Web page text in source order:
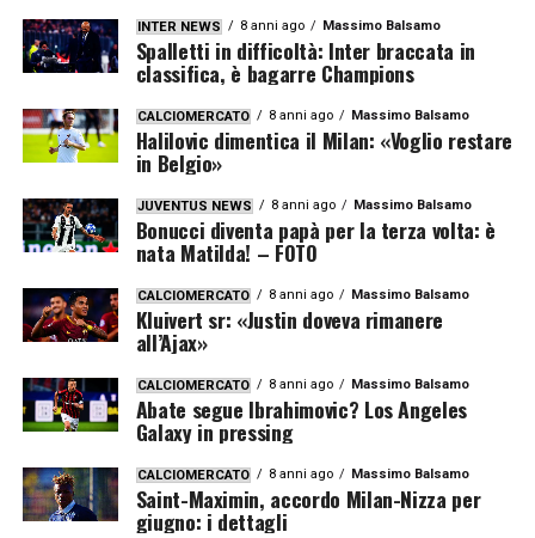
INTER NEWS 8 anni ago Massimo Balsamo
Spalletti in difficoltà: Inter braccata in
classifica, è bagarre Champions
CALCIOMERCATO 8 anni ago Massimo Balsamo
Halilovic dimentica il Milan: «Voglio restare
in Belgio»
JUVENTUS NEWS 8 anni ago Massimo Balsamo
Bonucci diventa papà per la terza volta: è
nata Matilda! – FOTO
CALCIOMERCATO 8 anni ago Massimo Balsamo
Kluivert sr: «Justin doveva rimanere
all’Ajax»
CALCIOMERCATO 8 anni ago Massimo Balsamo
Abate segue Ibrahimovic? Los Angeles
Galaxy in pressing
CALCIOMERCATO 8 anni ago Massimo Balsamo
Saint-Maximin, accordo Milan-Nizza per
giugno: i dettagli